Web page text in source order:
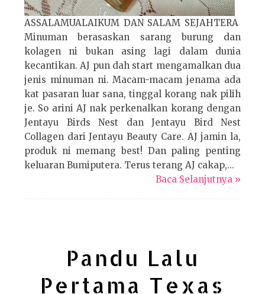
ASSALAMUALAIKUM DAN SALAM SEJAHTERA
Minuman berasaskan sarang burung dan
kolagen ni bukan asing lagi dalam dunia
kecantikan. AJ pun dah start mengamalkan dua
jenis minuman ni. Macam-macam jenama ada
kat pasaran luar sana, tinggal korang nak pilih
je. So arini AJ nak perkenalkan korang dengan
Jentayu Birds Nest dan Jentayu Bird Nest
Collagen dari Jentayu Beauty Care. AJ jamin la,
produk ni memang best! Dan paling penting
keluaran Bumiputera. Terus terang AJ cakap,...
Baca Selanjutnya »
Pandu Lalu
Pertama Texas